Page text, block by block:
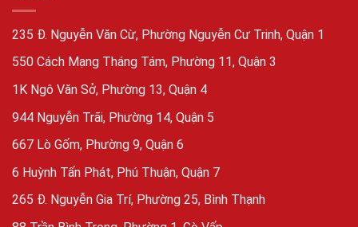
235 Đ. Nguyễn Văn Cừ, Phường Nguyễn Cư Trinh, Quận 1
550 Cách Mạng Tháng Tám, Phường 11, Quận 3
1K Ngô Văn Sở, Phường 13, Quận 4
944 Nguyễn Trãi, Phường 14, Quận 5
667 Lò Gốm, Phường 9, Quận 6
6 Huỳnh Tấn Phát, Phú Thuận, Quận 7
265 Đ. Nguyễn Gia Trí, Phường 25, Bình Thạnh